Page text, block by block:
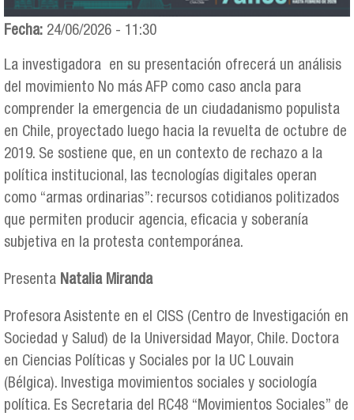
Fecha: 24/06/2026 - 11:30
La investigadora en su presentación ofrecerá un análisis
del movimiento No más AFP como caso ancla para
comprender la emergencia de un ciudadanismo populista
en Chile, proyectado luego hacia la revuelta de octubre de
2019. Se sostiene que, en un contexto de rechazo a la
política institucional, las tecnologías digitales operan
como “armas ordinarias”: recursos cotidianos politizados
que permiten producir agencia, eficacia y soberanía
subjetiva en la protesta contemporánea.
Presenta Natalia Miranda
Profesora Asistente en el CISS (Centro de Investigación en
Sociedad y Salud) de la Universidad Mayor, Chile. Doctora
en Ciencias Políticas y Sociales por la UC Louvain
(Bélgica). Investiga movimientos sociales y sociología
política. Es Secretaria del RC48 “Movimientos Sociales” de